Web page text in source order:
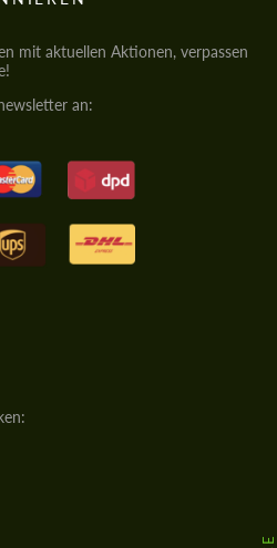
mit aktuellen Aktionen, verpassen
an: